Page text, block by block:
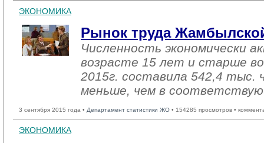
ЭКОНОМИКА
Рынок труда
Численность экономически
возрасте 15 лет и старше
2015г. составила 542,4 тыс.
меньше, чем в
3 сентября 2015 года • Департамент статистики ЖО • 154285 просмотров •
ЭКОНОМИКА